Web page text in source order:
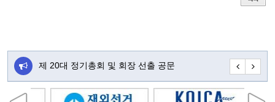
제 20대 정기총회 및 회장 선출 공문 초대합니